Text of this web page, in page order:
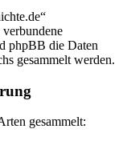
phpBB die Daten
gesammelt werden.
gesammelt: